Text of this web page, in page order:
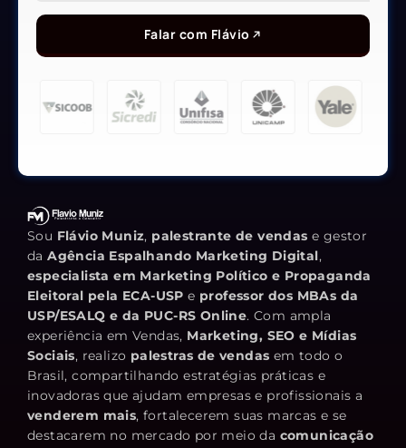
Falar com Flávio
Sou Flávio Muniz, palestrante de vendas e gestor
daAgência Espalhando Marketing Digital,
especialista em Marketing Político e Propaganda
Eleitoral pela ECA-USP e professor dos MBAs da
USP/ESALQ e da PUC-RS Online. Com ampla
experiência em Vendas, Marketing, SEO e Mídias
Sociais, realizo palestras de vendas em todo o
Brasil, compartilhando estratégias práticas e
inovadoras que ajudam empresas e profissionais a
venderem mais, fortalecerem suas marcas e se
destacarem no mercado por meio da comunicação